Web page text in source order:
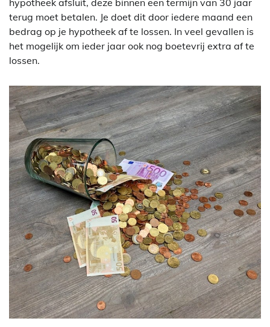
hypotheek afsluit, deze binnen een termijn van 30 jaar
terug moet betalen. Je doet dit door iedere maand een
bedrag op je hypotheek af te lossen. In veel gevallen is
het mogelijk om ieder jaar ook nog boetevrij extra af te
lossen.